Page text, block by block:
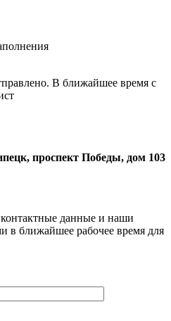
В ближайшее время с
проспект Победы, дом 103
данные и наши
в ближайшее рабочее время для